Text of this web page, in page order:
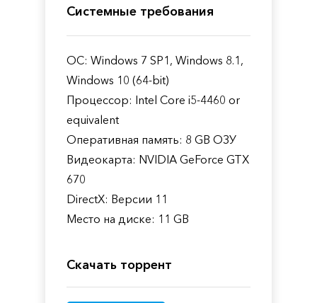
Системные требования
ОС: Windows 7 SP1, Windows 8.1,
Windows 10 (64-bit)
Процессор: Intel Core i5-4460 or
equivalent
Оперативная память: 8 GB ОЗУ
Видеокарта: NVIDIA GeForce GTX
670
DirectX: Версии 11
Место на диске: 11 GB
Скачать торрент